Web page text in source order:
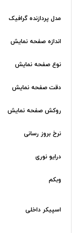
مدل پردازنده گرافیک
اندازه صفحه نمایش
نوع صفحه نمایش
دقت صفحه نمایش
روکش صفحه نمایش
نرخ بروز رسانی
درایو نوری
وبکم
اسپیکر داخلی